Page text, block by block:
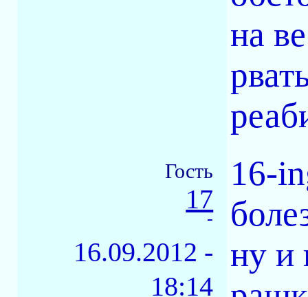
на
Гость
17
-
16.09.2012 -
18:14
16-
ну и